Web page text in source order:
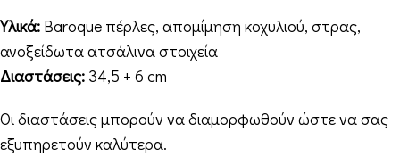
Υλικά: Baroque πέρλες, απομίμηση κοχυλιού, στρας,
ανοξείδωτα ατσάλινα στοιχεία
Διαστάσεις: 34,5 + 6 cm
Οι διαστάσεις μπορούν να διαμορφωθούν ώστε να σας
εξυπηρετούν καλύτερα.